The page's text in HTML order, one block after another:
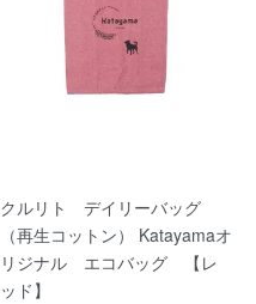
クルリト デイリーバッグ
（再生コットン） Katayamaオ
リジナル エコバッグ 【レ
ッド】